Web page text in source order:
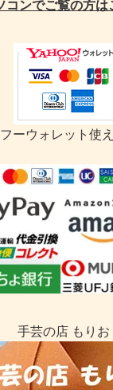
コンでご覧の方は
ーウォレット使え
手芸の店 もりお